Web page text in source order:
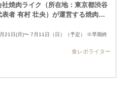
社焼肉ライク（所在地：東京都渋谷
表者 有村 壮央）が運営する焼肉…
21日(月)〜 7月11日（日）（予定） ※早期終
食レポライター